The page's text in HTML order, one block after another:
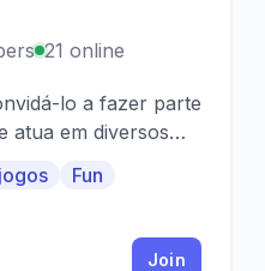
21 online
lo a fazer parte
atua em diversos
Fun
Join